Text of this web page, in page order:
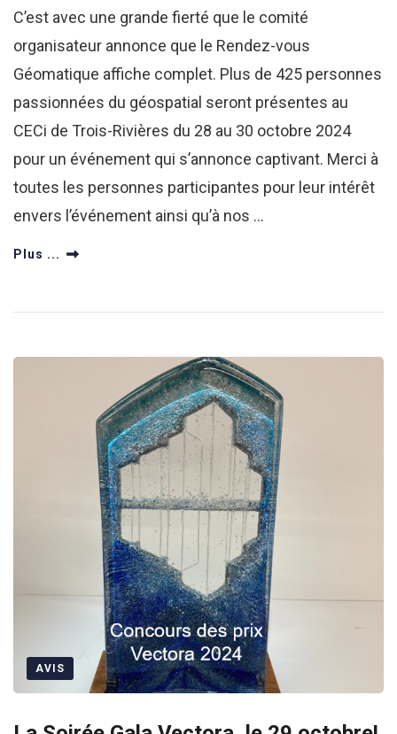
C’est avec une grande fierté que le comité
organisateur annonce que le Rendez-vous
Géomatique affiche complet. Plus de 425 personnes
passionnées du géospatial seront présentes au
CECi de Trois-Rivières du 28 au 30 octobre 2024
pour un événement qui s’annonce captivant. Merci à
toutes les personnes participantes pour leur intérêt
envers l’événement ainsi qu’à nos …
Plus ...
AVIS